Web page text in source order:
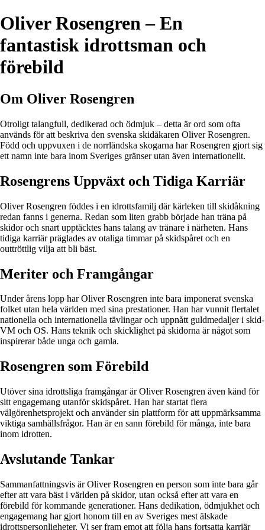
Oliver Rosengren – En
fantastisk idrottsman och
förebild
Om Oliver Rosengren
Otroligt talangfull, dedikerad och ödmjuk – detta är ord som ofta
används för att beskriva den svenska skidåkaren Oliver Rosengren.
Född och uppvuxen i de norrländska skogarna har Rosengren gjort sig
ett namn inte bara inom Sveriges gränser utan även internationellt.
Rosengrens Uppväxt och Tidiga Karriär
Oliver Rosengren föddes i en idrottsfamilj där kärleken till skidåkning
redan fanns i generna. Redan som liten grabb började han träna på
skidor och snart upptäcktes hans talang av tränare i närheten. Hans
tidiga karriär präglades av otaliga timmar på skidspåret och en
outtröttlig vilja att bli bäst.
Meriter och Framgångar
Under årens lopp har Oliver Rosengren inte bara imponerat svenska
folket utan hela världen med sina prestationer. Han har vunnit flertalet
nationella och internationella tävlingar och uppnått guldmedaljer i skid-
VM och OS. Hans teknik och skicklighet på skidorna är något som
inspirerar både unga och gamla.
Rosengren som Förebild
Utöver sina idrottsliga framgångar är Oliver Rosengren även känd för
sitt engagemang utanför skidspåret. Han har startat flera
välgörenhetsprojekt och använder sin plattform för att uppmärksamma
viktiga samhällsfrågor. Han är en sann förebild för många, inte bara
inom idrotten.
Avslutande Tankar
Sammanfattningsvis är Oliver Rosengren en person som inte bara går
efter att vara bäst i världen på skidor, utan också efter att vara en
förebild för kommande generationer. Hans dedikation, ödmjukhet och
engagemang har gjort honom till en av Sveriges mest älskade
idrottspersonligheter. Vi ser fram emot att följa hans fortsatta karriär